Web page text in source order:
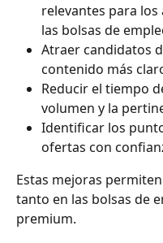
relevantes para
las bolsas de
Atraer candidatos
contenido más
Reducir el tiempo
volumen y la
Identificar los
ofertas con
Estas mejoras
tanto en las bolsas de
premium.